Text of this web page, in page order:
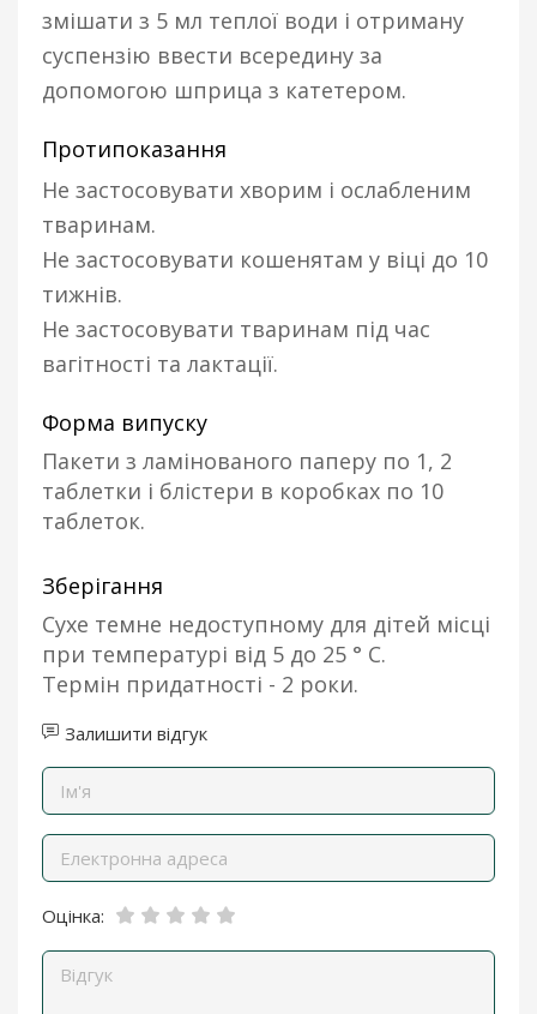
змішати з 5 мл теплої води і отриману
суспензію ввести всередину за
допомогою шприца з катетером.
Протипоказання
Не застосовувати хворим і ослабленим
тваринам.
Не застосовувати кошенятам у віці до 10
тижнів.
Не застосовувати тваринам під час
вагітності та лактації.
Форма випуску
Пакети з ламінованого паперу по 1, 2
таблетки і блістери в коробках по 10
таблеток.
Зберігання
Сухе темне недоступному для дітей місці
при температурі від 5 до 25 ° С.
Термін придатності - 2 роки.
Залишити відгук
Оцінка: